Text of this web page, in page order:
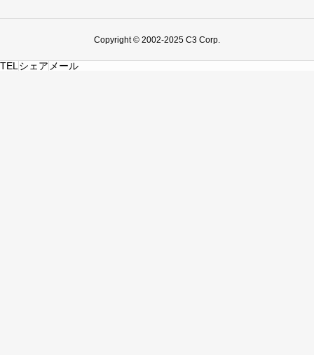
Copyright © 2002-2025 C3 Corp.
TEL シェア メール